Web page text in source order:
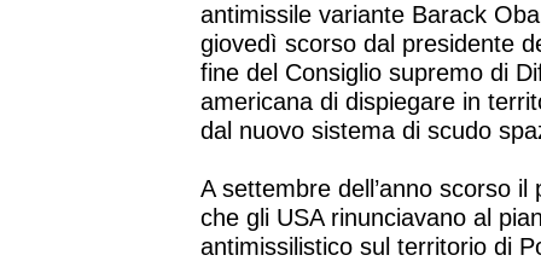
antimissile variante Barack
giovedì scorso dal presidente
fine del Consiglio supremo di
americana di dispiegare in
dal nuovo sistema di scudo
A settembre dell’anno scorso
che gli USA rinunciavano al
antimissilistico sul territorio di